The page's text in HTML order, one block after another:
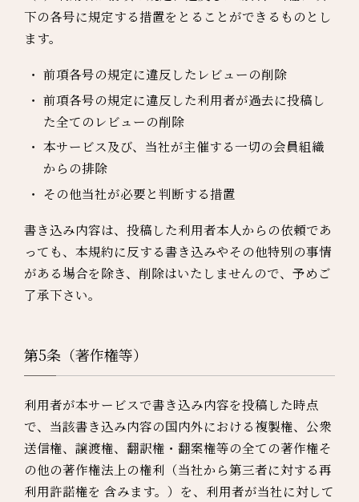
下の各号に規定する措置をとることができるものとし
ます。
前項各号の規定に違反したレビューの削除
前項各号の規定に違反した利用者が過去に投稿し
た全てのレビューの削除
本サービス及び、当社が主催する一切の会員組織
からの排除
その他当社が必要と判断する措置
書き込み内容は、投稿した利用者本人からの依頼であ
っても、本規約に反する書き込みやその他特別の事情
がある場合を除き、削除はいたしませんので、予めご
了承下さい。
第5条（著作権等）
利用者が本サービスで書き込み内容を投稿した時点
で、当該書き込み内容の国内外における複製権、公衆
送信権、譲渡権、翻訳権・翻案権等の全ての著作権そ
の他の著作権法上の権利（当社から第三者に対する再
利用許諾権を 含みます。）を、利用者が当社に対して